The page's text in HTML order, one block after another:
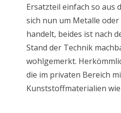
Ersatzteil einfach so aus
sich nun um Metalle
handelt, beides ist nach
Stand der Technik
wohlgemerkt.
die im privaten Bereich
Kunststoffmaterialien wie